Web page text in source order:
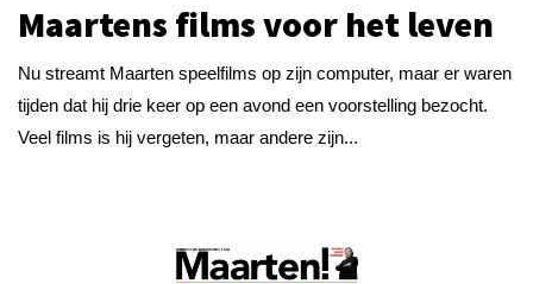
Maartens films voor het leven
Nu streamt Maarten speelfilms op zijn computer, maar er waren
tijden dat hij drie keer op een avond een voorstelling bezocht.
Veel films is hij vergeten, maar andere zijn...